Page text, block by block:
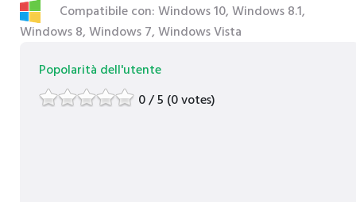
Compatibile con: Windows 10, Windows 8.1,
Windows 8, Windows 7, Windows Vista
Popolarità dell'utente
0 / 5 (0 votes)